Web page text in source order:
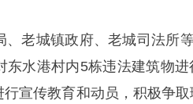
老城镇政府、老城司法所
水港村内5栋违法建筑物
宣传教育和动员，积极争取